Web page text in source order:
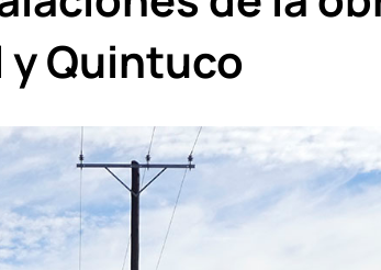
Quintuco